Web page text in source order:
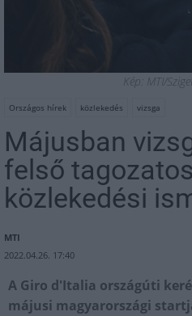
Kép: MTI/
Országos hírek közlekedés vizsga
Májusban
felső
közlekedési
MTI
2022.04.26. 17:40
​A Giro d'Italia országúti
májusi magyarországi